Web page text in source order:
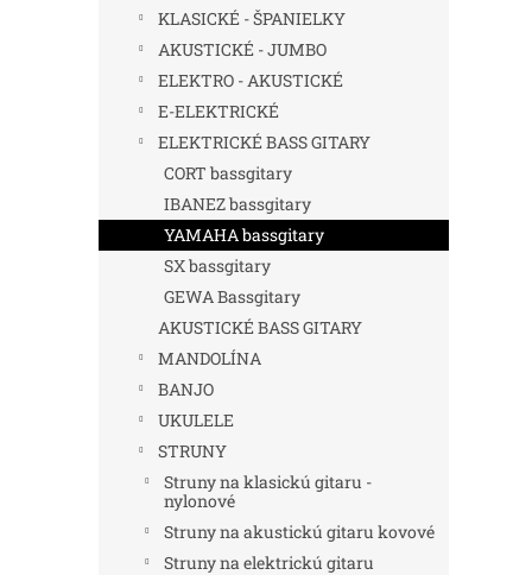
KLASICKÉ - ŠPANIELKY
AKUSTICKÉ - JUMBO
ELEKTRO - AKUSTICKÉ
E-ELEKTRICKÉ
ELEKTRICKÉ BASS GITARY
CORT bassgitary
IBANEZ bassgitary
YAMAHA bassgitary
SX bassgitary
GEWA Bassgitary
AKUSTICKÉ BASS GITARY
MANDOLÍNA
BANJO
UKULELE
STRUNY
Struny na klasickú gitaru -
nylonové
Struny na akustickú gitaru kovové
Struny na elektrickú gitaru